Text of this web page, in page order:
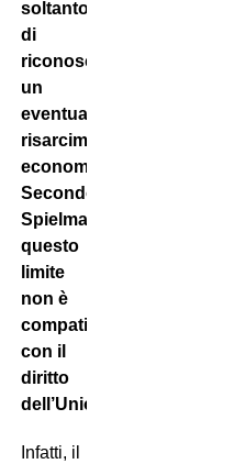
soltanto
di
riconoscere
un
eventuale
risarcimento
economico.
Secondo
Spielmann,
questo
limite
non è
compatibile
con il
diritto
dell’Unione
Infatti, il